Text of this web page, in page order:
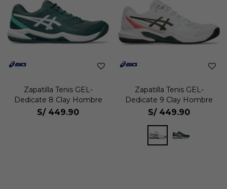
Zapatilla Tenis GEL-
Dedicate 8 Clay Hombre
S/ 449.90
Zapatilla Tenis GEL-
Dedicate 9 Clay Hombre
S/ 449.90